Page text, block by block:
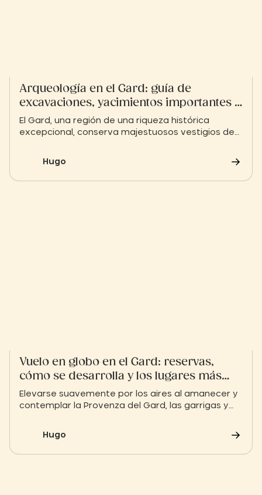
Arqueología en el Gard: guía de
excavaciones, yacimientos importantes y
hallazgos
El Gard, una región de una riqueza histórica
excepcional, conserva majestuosos vestigios de
de Nîmes y museos arqueológicos de renombre
internacional, adéntrate en el descubrimiento de
Hugo
Vuelo en globo en el Gard: reservas,
cómo se desarrolla y los lugares más
bonitos
Elevarse suavemente por los aires al amanecer y
contemplar la Provenza del Gard, las garrigas y
experiencia mágica y atemporal, ideal para
descubrir la riqueza de los paisajes de Occitania
Hugo